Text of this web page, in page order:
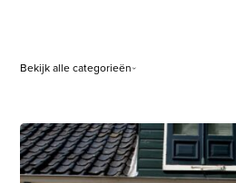
Bekijk alle categorieën